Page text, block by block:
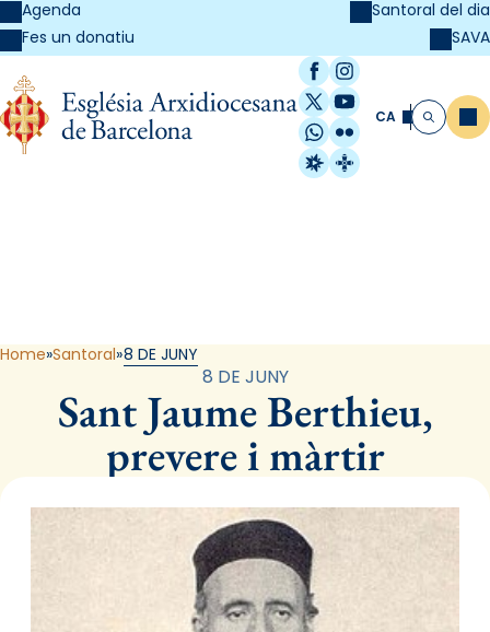
Agenda
Fes un donatiu
Santoral del dia
SAVA
Facebook
Instagram
X / Twitter
YouTube
WhatsApp
Flickr
Radio Estel
Catalunya
CA Cerca
Home Santoral 8 DE JUNY
8 DE JUNY
Sant Jaume Berthieu,
prevere i màrtir